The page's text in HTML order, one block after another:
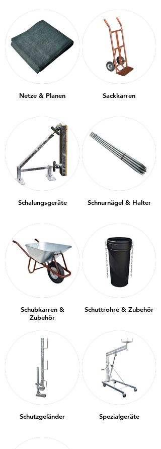
Netze & Planen Sackkarren
Schalungsgeräte Schnurnägel & Halter
Schubkarren &
Zubehör
Schuttrohre & Zubehör
Schutzgeländer Spezialgeräte